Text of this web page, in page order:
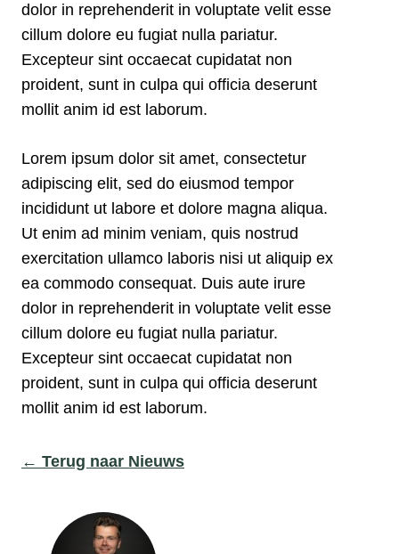
dolor in reprehenderit in voluptate velit esse
cillum dolore eu fugiat nulla pariatur.
Excepteur sint occaecat cupidatat non
proident, sunt in culpa qui officia deserunt
mollit anim id est laborum.
Lorem ipsum dolor sit amet, consectetur
adipiscing elit, sed do eiusmod tempor
incididunt ut labore et dolore magna aliqua.
Ut enim ad minim veniam, quis nostrud
exercitation ullamco laboris nisi ut aliquip ex
ea commodo consequat. Duis aute irure
dolor in reprehenderit in voluptate velit esse
cillum dolore eu fugiat nulla pariatur.
Excepteur sint occaecat cupidatat non
proident, sunt in culpa qui officia deserunt
mollit anim id est laborum.
← Terug naar Nieuws